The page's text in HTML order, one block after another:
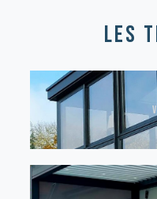
les